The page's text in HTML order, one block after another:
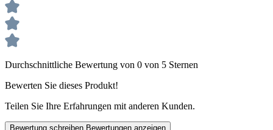
Durchschnittliche Bewertung von 0 von 5 Sternen
Bewerten Sie dieses Produkt!
Teilen Sie Ihre Erfahrungen mit anderen Kunden.
Bewertung schreiben Bewertungen anzeigen